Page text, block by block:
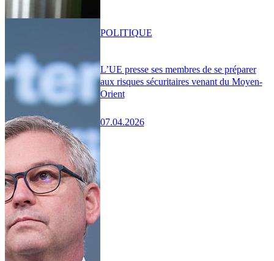
L’UE presse ses membres de se préparer
aux risques sécuritaires venant du Moyen-
Orient
07.04.2026
POLITIQUE